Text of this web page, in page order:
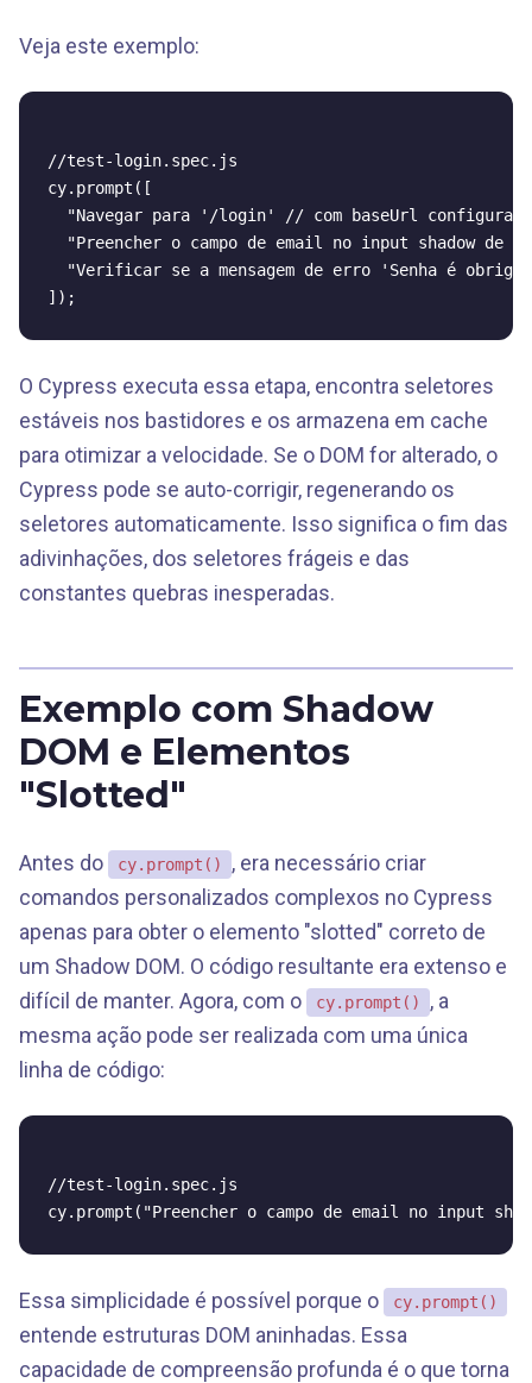
Veja este exemplo:
//test-login.spec.js
cy.prompt([
"Navegar para '/login' // com baseUrl
"Preencher o campo de email no input shadow de
"Verificar se a mensagem de erro 'Senha é
O Cypress executa essa etapa, encontra seletores
estáveis nos bastidores e os armazena em cache
para otimizar a velocidade. Se o DOM for alterado, o
Cypress pode se auto-corrigir, regenerando os
seletores automaticamente. Isso significa o fim das
adivinhações, dos seletores frágeis e das
constantes quebras inesperadas.
Exemplo com Shadow
DOM e Elementos
"Slotted"
Antes do cy.prompt()
, era necessário criar
comandos personalizados complexos no Cypress
apenas para obter o elemento "slotted" correto de
um Shadow DOM. O código resultante era extenso e
difícil de manter. Agora, com o
cy.prompt()
, a
mesma ação pode ser realizada com uma única
linha de código:
//test-login.spec.js
Essa simplicidade é possível porque o cy.prompt()
entende estruturas DOM aninhadas. Essa
capacidade de compreensão profunda é o que torna